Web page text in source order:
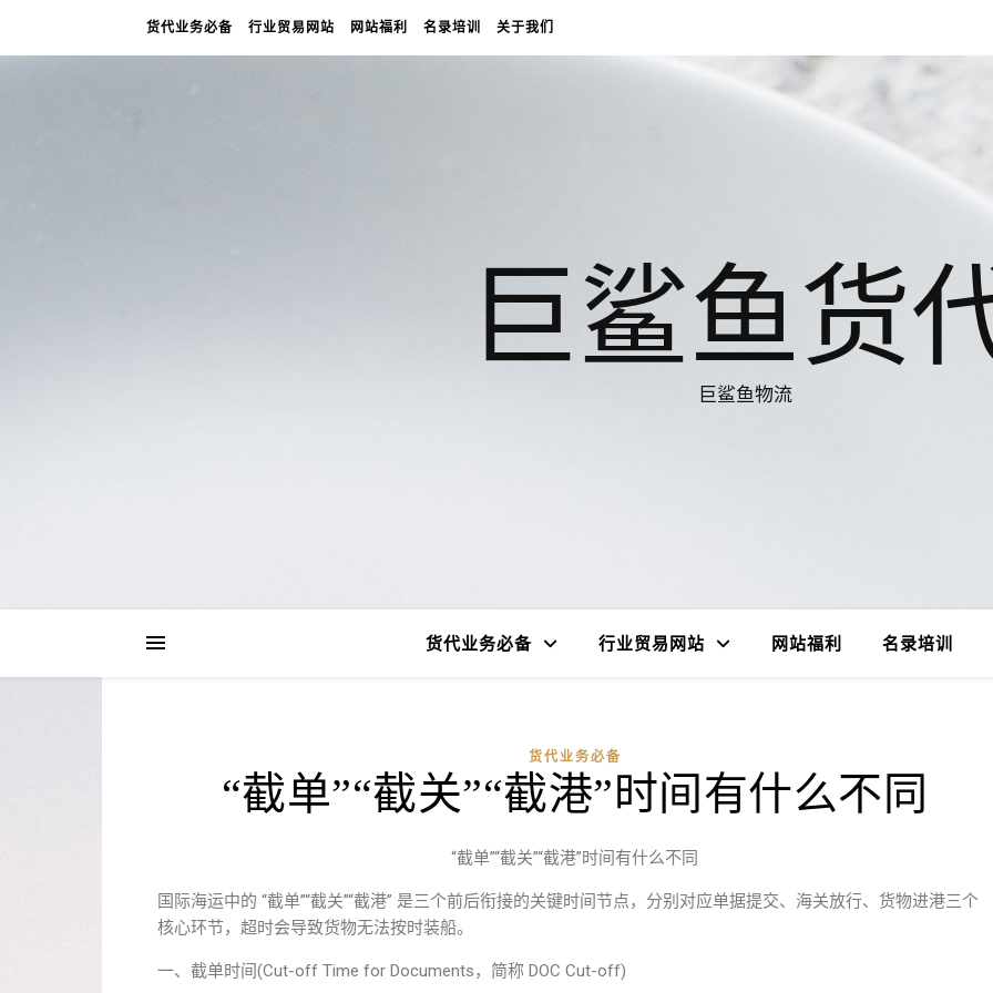
货代业务必备 行业贸易网站 网站福利 名录培训 关于我们
巨鲨鱼货
巨鲨鱼物流
货代业务必备 行业贸易网站 网站福利 名录培训
货代业务必备
“截单”“截关”“截港”时间有什么不同
“截单”“截关”“截港”时间有什么不同
国际海运中的 “截单”“截关”“截港” 是三个前后衔接的关键时间节点，分别对应单据提交、海关放行、货物进港三个
核心环节，超时会导致货物无法按时装船。
一、截单时间(Cut-off Time for Documents，简称 DOC Cut-off)